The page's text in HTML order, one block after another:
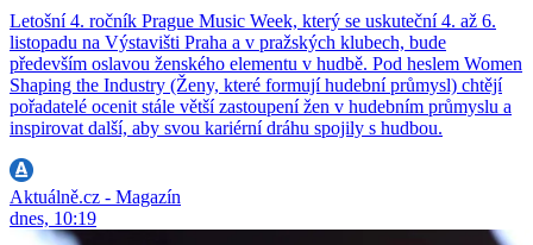
Letošní 4. ročník Prague Music Week, který se uskuteční 4. až 6.
listopadu na Výstavišti Praha a v pražských klubech, bude
především oslavou ženského elementu v hudbě. Pod heslem Women
Shaping the Industry (Ženy, které formují hudební průmysl) chtějí
pořadatelé ocenit stále větší zastoupení žen v hudebním průmyslu a
inspirovat další, aby svou kariérní dráhu spojily s hudbou.
Aktuálně.cz - Magazín
dnes, 10:19